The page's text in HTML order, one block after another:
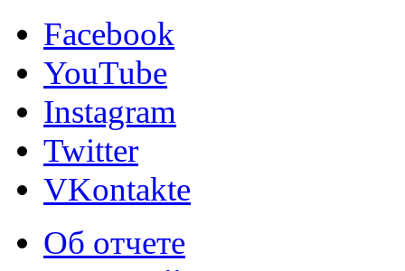
Facebook
YouTube
Instagram
Twitter
VKontakte
Об отчете